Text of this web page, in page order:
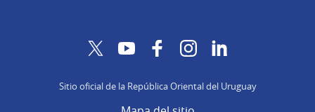
TwitterYouTubeFacebookInstagram
Sitio oficial de la República Oriental del Uruguay